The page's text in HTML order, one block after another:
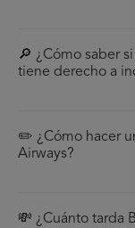
🔎 ¿Cómo saber
tiene derecho a
✏️ ¿Cómo hacer
Airways?
💸 ¿Cuánto tarda